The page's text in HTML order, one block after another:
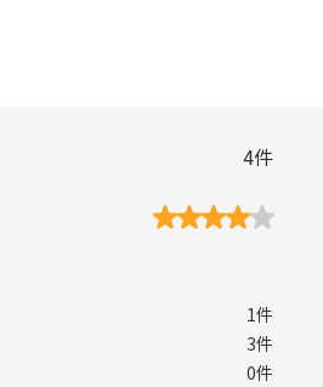
4件
1件
3件
0件